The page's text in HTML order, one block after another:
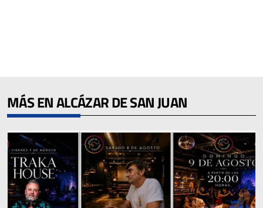
MÁS EN ALCÁZAR DE SAN JUAN